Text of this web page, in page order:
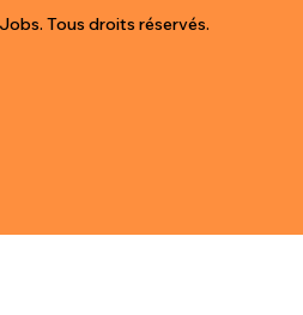
Tous droits réservés.